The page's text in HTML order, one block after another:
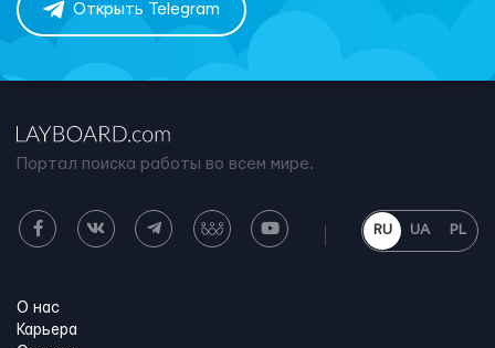
Открыть Telegram
Портал поиска работы во всем мире.
RU UA PL
О нас
Карьера